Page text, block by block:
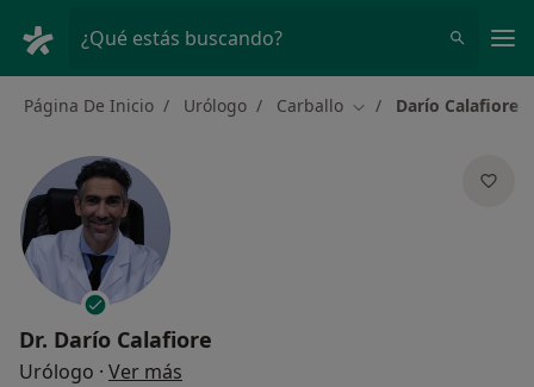
¿Qué estás buscando?
Página De Inicio Urólogo Carballo Cambiar de ciudad
Darío Calafiore
Dr. Darío Calafiore
Urólogo · Ver más